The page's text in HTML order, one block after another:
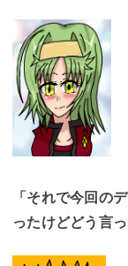
「それで今回の
ったけどどう言